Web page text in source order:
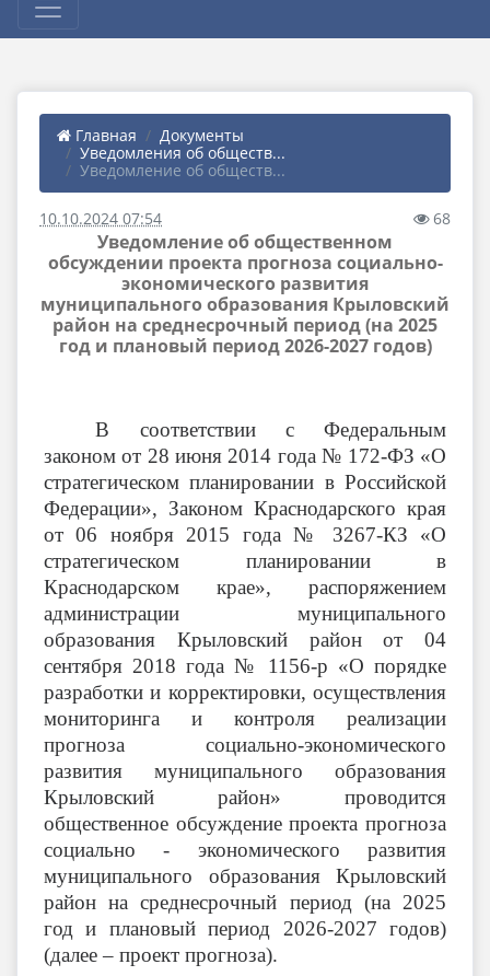
Главная
Документы
Уведомления об обществ...
Уведомление об обществ...
10.10.2024 07:54 68
Уведомление об общественном
обсуждении проекта прогноза социально-
экономического развития
муниципального образования Крыловский
район на среднесрочный период (на 2025
год и плановый период 2026-2027 годов)
В соответствии с Федеральным
законом от 28 июня 2014 года № 172-ФЗ «О
стратегическом планировании в Российской
Федерации», Законом Краснодарского края
от 06 ноября 2015 года № 3267-КЗ «О
стратегическом планировании в
Краснодарском крае», распоряжением
администрации муниципального
образования Крыловский район от 04
сентября 2018 года № 1156-р «О порядке
разработки и корректировки, осуществления
мониторинга и контроля реализации
прогноза социально-экономического
развития муниципального образования
Крыловский район» проводится
общественное обсуждение проекта прогноза
социально - экономического развития
муниципального образования Крыловский
район на среднесрочный период (на 2025
год и плановый период 2026-2027 годов)
(далее – проект прогноза).